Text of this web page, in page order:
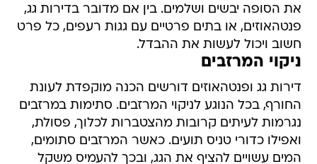
את הסופה יבשים ושלמים. בין אם מדובר בדירות גג,
פנטהאוזים, או בתים פרטיים עם גגות רעפים, כל פרט
חשוב ויכול לעשות את ההבדל.
ניקוי המרזבים
דירות גג ופנטהאוזים דורשים הכנה מוקפדת לעונת
החורף, בכל הנוגע לניקוי המרזבים. סתימות במרזבים
נגרמות לעיתים קרובות מהצטברות לכלוך, פסולת,
ואפילו כדורי טניס תועים. כאשר המרזבים סתומים,
המים עשויים להציף את הגג, ובכך להעמיס משקל